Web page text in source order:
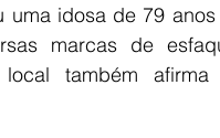
uma idosa de 79
marcas de
também